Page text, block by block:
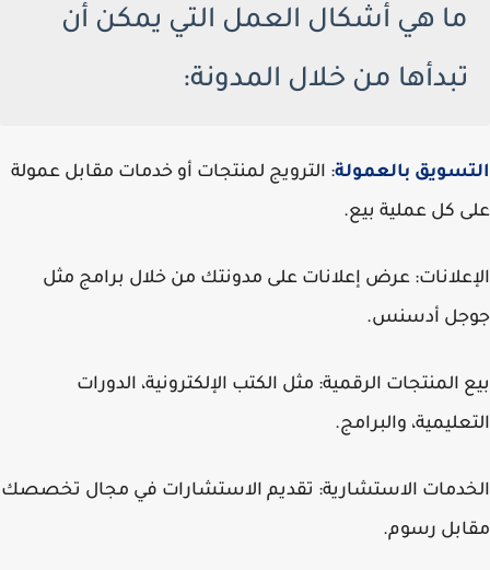
ما هي أشكال العمل التي يمكن أن
تبدأها من خلال المدونة:
التسويق بالعمولة: الترويج لمنتجات أو خدمات مقابل عمولة
على كل عملية بيع.
الإعلانات: عرض إعلانات على مدونتك من خلال برامج مثل
جوجل أدسنس.
بيع المنتجات الرقمية: مثل الكتب الإلكترونية، الدورات
التعليمية، والبرامج.
الخدمات الاستشارية: تقديم الاستشارات في مجال تخصصك
مقابل رسوم.